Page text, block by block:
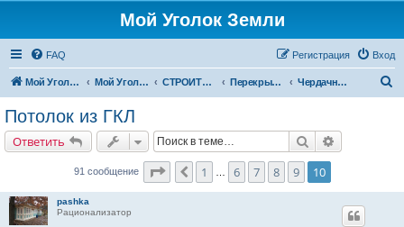
Мой Уголок Земли
FAQ Вход
Регистрация
Мой Уголок Земли Мой Уголок Земли СТРОИТЕЛЬСТВО ДОМА Перекрытия Чердачные перекрытия
Потолок из ГКЛ
Ответить Поиск
91 сообщение Страница10из 10
Пред.
1 6 7 8 9 10
pashka
Рационализатор